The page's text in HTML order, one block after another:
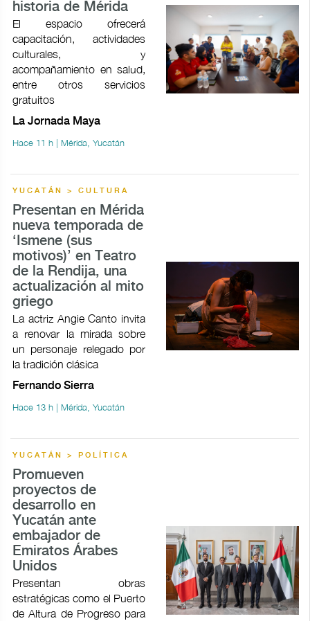
historia de Mérida
El espacio ofrecerá
capacitación, actividades
culturales, y
acompañamiento en salud,
entre otros servicios
gratuitos
La Jornada Maya
Hace 11 h | Mérida, Yucatán
YUCATÁN > CULTURA
Presentan en Mérida
nueva temporada de
‘Ismene (sus
motivos)’ en Teatro
de la Rendija, una
actualización al mito
griego
La actriz Angie Canto invita
a renovar la mirada sobre
un personaje relegado por
la tradición clásica
Fernando Sierra
Hace 13 h | Mérida, Yucatán
YUCATÁN > POLÍTICA
Promueven
proyectos de
desarrollo en
Yucatán ante
embajador de
Emiratos Árabes
Unidos
Presentan obras
estratégicas como el Puerto
de Altura de Progreso para